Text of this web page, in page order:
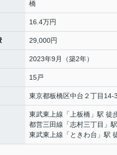
橋
16.4万円
29,000円
2023年9月（築2年）
15戸
東京都板橋区中台 ２丁目14-3
東武東上線 「 上板橋 」駅 徒
都営三田線 「志村三丁目 」
東武東上線 「 ときわ台 」駅